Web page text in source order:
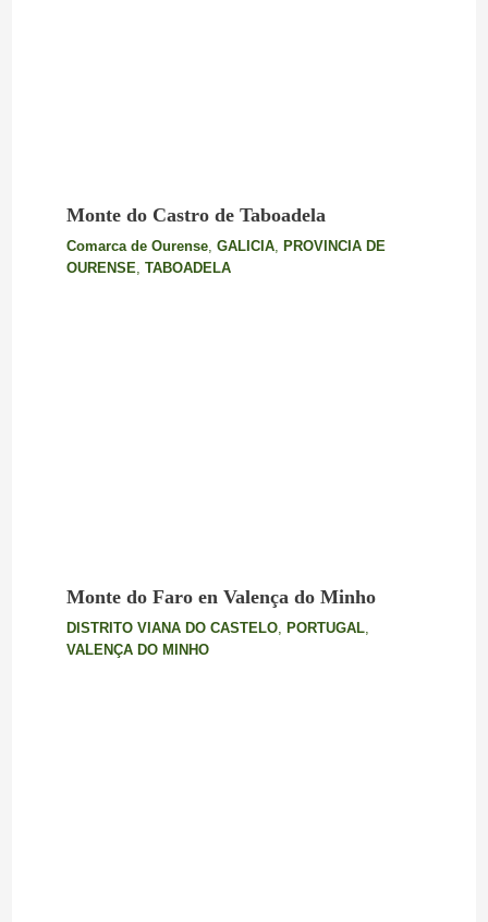
Monte do Castro de Taboadela
Comarca de Ourense, GALICIA, PROVINCIA DE
OURENSE TABOADELA
Monte do Faro en Valença do Minho
DISTRITO VIANA DO CASTELO, PORTUGAL,
VALENÇA DO MINHO